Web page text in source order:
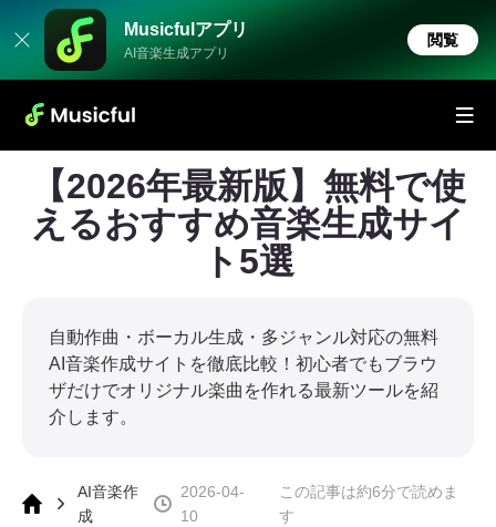
Musicfulアプリ
AI音楽生成アプリ
閲覧
【2026年最新版】無料で使
えるおすすめ音楽生成サイ
ト5選
自動作曲・ボーカル生成・多ジャンル対応の無料
AI音楽作成サイトを徹底比較！初心者でもブラウ
ザだけでオリジナル楽曲を作れる最新ツールを紹
介します。
AI音楽作
成
2026-04-
10
この記事は約6分で読めま
す